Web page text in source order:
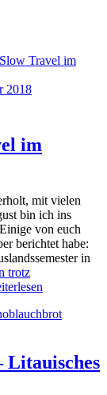
2018
im
mit vielen
bin ich ins
von euch
berichtet habe:
in
trotz
Litauisches